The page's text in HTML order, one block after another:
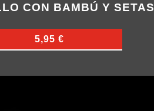
CON BAMBÚ Y SETAS
5,95 €